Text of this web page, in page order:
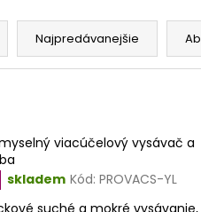
Najpredávanejšie
viacúčelový vysávač a
skladem Kód: PROVACS-YL
suché a mokré vysávanie,